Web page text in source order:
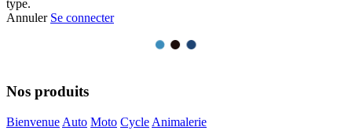
type.
Annuler Se connecter
Nos produits
Bienvenue Auto Moto Cycle Animalerie